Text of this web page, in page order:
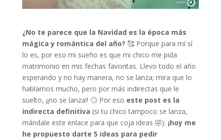
¿No te parece que la Navidad es la época más
mágica y romántica del año? 🥰 Porque para mí sí
lo es, por eso mi sueño es que mi chico me pida
matrimonio en mis fechas favoritas. Llevo todo el año
esperando y no hay manera, no se lanza; mira que lo
hablamos mucho, pero por más indirectas que le
suelto, ¡¡no se lanza!! 🙄 Por eso este post es la
indirecta definitiva (si tu chico tampoco se lanza,
mándale este enlace para que coja ideas 🤣): ¡hoy me
he propuesto darte 5 ideas para pedir